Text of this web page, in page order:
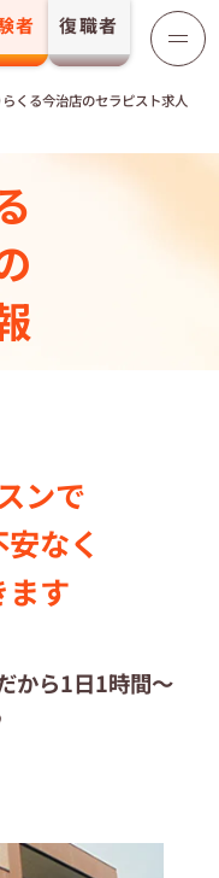
者 復職者
覧
検索
らくる今治店のセラピスト求人
ンで
なく
ます
から1日1時間～